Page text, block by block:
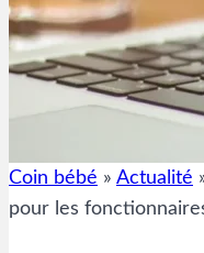
Coin bébé » Actualité
pour les